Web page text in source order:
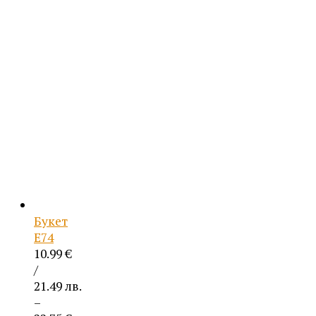
Букет
Е74
10.99€
/
21.49 лв.
–